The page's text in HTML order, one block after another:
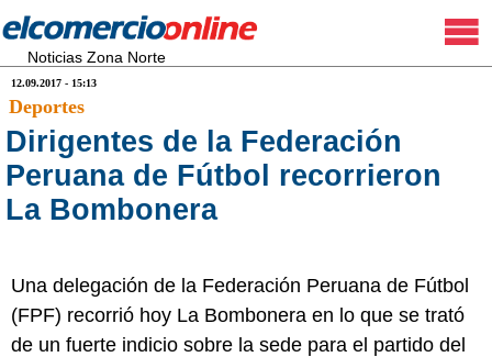
Noticias Zona Norte
12.09.2017 - 15:13
Deportes
Dirigentes de la Federación
Peruana de Fútbol recorrieron
La Bombonera
Una delegación de la Federación Peruana de Fútbol
(FPF) recorrió hoy La Bombonera en lo que se trató
de un fuerte indicio sobre la sede para el partido del